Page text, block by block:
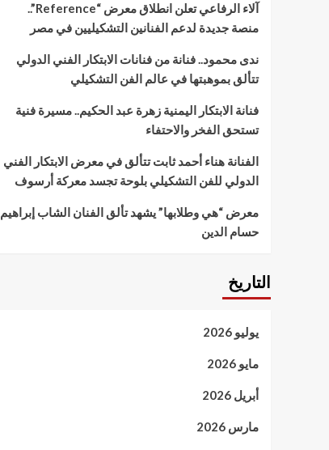
آلاء الرفاعي تعلن انطلاق معرض “Reference”..
منصة جديدة لدعم الفنانين التشكيليين في مصر
ندى محمود.. فنانة من فنانات الابتكار الفني الدولي
تتألق بموهبتها في عالم الفن التشكيلي
فنانة الابتكار اليمنية زهرة عبد الحكيم.. مسيرة فنية
تستحق الفخر والاحتفاء
الفنانة هناء أحمد ثابت تتألق في معرض الابتكار الفني
الدولي للفن التشكيلي بلوحة تجسد معركة أرسوف
معرض “هي وطلابها” يشهد تألق الفنان الشاب إبراهيم
حسام الدين
التاريخ
يوليو 2026
مايو 2026
أبريل 2026
مارس 2026